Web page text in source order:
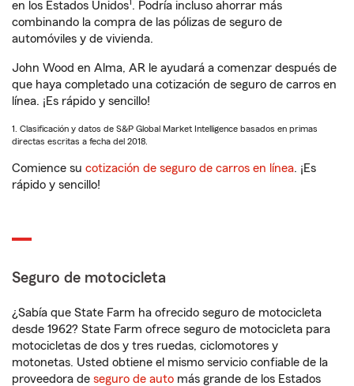
en los Estados Unidos . Podría incluso ahorrar más
combinando la compra de las pólizas de seguro de
automóviles y de vivienda.
John Wood en Alma, AR le ayudará a comenzar después de
que haya completado una cotización de seguro de carros en
línea. ¡Es rápido y sencillo!
1. Clasificación y datos de S&P Global Market Intelligence basados en primas
directas escritas a fecha del 2018.
Comience su cotización de seguro de carros en línea. ¡Es
rápido y sencillo!
Seguro de motocicleta
¿Sabía que State Farm ha ofrecido seguro de motocicleta
desde 1962? State Farm ofrece seguro de motocicleta para
motocicletas de dos y tres ruedas, ciclomotores y
motonetas. Usted obtiene el mismo servicio confiable de la
proveedora de seguro de auto más grande de los Estados